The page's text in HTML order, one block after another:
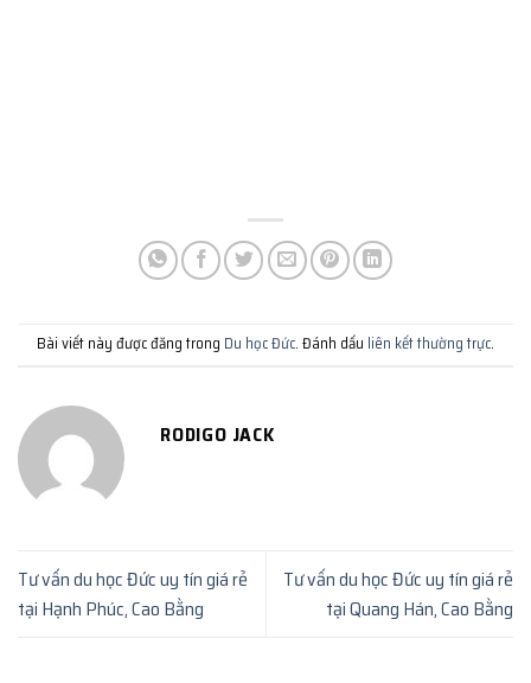
Bài viết này được đăng trong Du học Đức. Đánh dấu liên kết thường trực.
RODIGO JACK
Tư vấn du học Đức uy tín giá rẻ
tại Hạnh Phúc, Cao Bằng
Tư vấn du học Đức uy tín giá rẻ
tại Quang Hán, Cao Bằng